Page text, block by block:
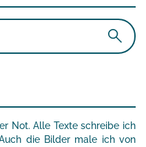
Not. Alle Texte schreibe ich
die Bilder male ich von